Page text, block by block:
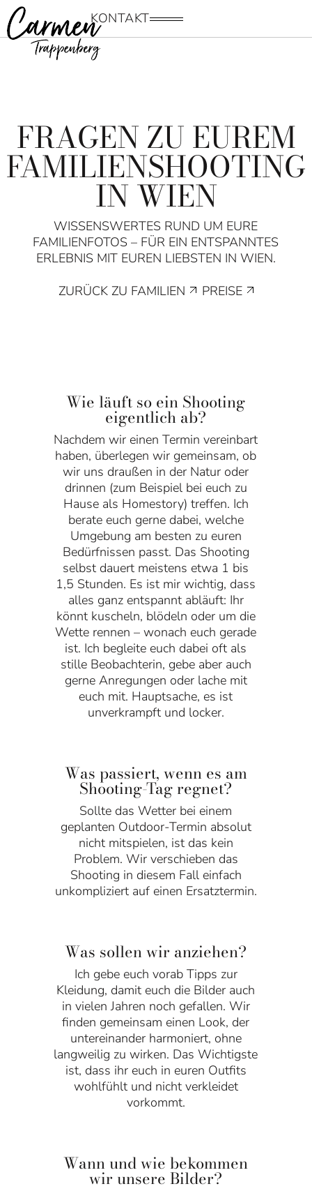
KONTAKTMEN
Ü
FRAGEN ZU EUREM
FAMILIENSHOOTING
IN WIEN
WISSENSWERTES RUND UM EURE
FAMILIENFOTOS – FÜR EIN ENTSPANNTES
ERLEBNIS MIT EUREN LIEBSTEN IN WIEN.
ZURÜCK ZU FAMILIEN
PREISE
Wie läuft so ein Shooting
eigentlich ab?
Nachdem wir einen Termin vereinbart
haben, überlegen wir gemeinsam, ob
wir uns draußen in der Natur oder
drinnen (zum Beispiel bei euch zu
Hause als Homestory) treffen. Ich
berate euch gerne dabei, welche
Umgebung am besten zu euren
Bedürfnissen passt. Das Shooting
selbst dauert meistens etwa 1 bis
1,5 Stunden. Es ist mir wichtig, dass
alles ganz entspannt abläuft: Ihr
könnt kuscheln, blödeln oder um die
Wette rennen – wonach euch gerade
ist. Ich begleite euch dabei oft als
stille Beobachterin, gebe aber auch
gerne Anregungen oder lache mit
euch mit. Hauptsache, es ist
unverkrampft und locker.
Was passiert, wenn es am
Shooting-Tag regnet?
Sollte das Wetter bei einem
geplanten Outdoor-Termin absolut
nicht mitspielen, ist das kein
Problem. Wir verschieben das
Shooting in diesem Fall einfach
unkompliziert auf einen Ersatztermin.
Was sollen wir anziehen?
Ich gebe euch vorab Tipps zur
Kleidung, damit euch die Bilder auch
in vielen Jahren noch gefallen. Wir
finden gemeinsam einen Look, der
untereinander harmoniert, ohne
langweilig zu wirken. Das Wichtigste
ist, dass ihr euch in euren Outfits
wohlfühlt und nicht verkleidet
vorkommt.
Wann und wie bekommen
wir unsere Bilder?